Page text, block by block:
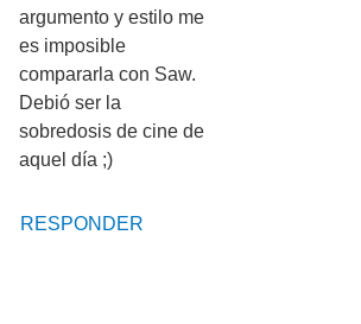
argumento y estilo me
es imposible
compararla con Saw.
Debió ser la
sobredosis de cine de
aquel día ;)
RESPONDER